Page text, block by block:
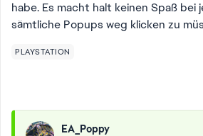
habe. Es macht halt keinen Spaß bei
sämtliche Popups weg klicken zu
PLAYSTATION
EA_Poppy